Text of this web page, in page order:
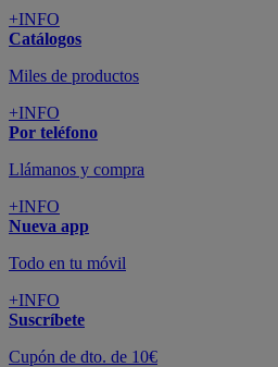
+INFO
Catálogos
Miles de productos
+INFO
Por teléfono
Llámanos y compra
+INFO
Nueva app
Todo en tu móvil
+INFO
Suscríbete
Cupón de dto. de 10€